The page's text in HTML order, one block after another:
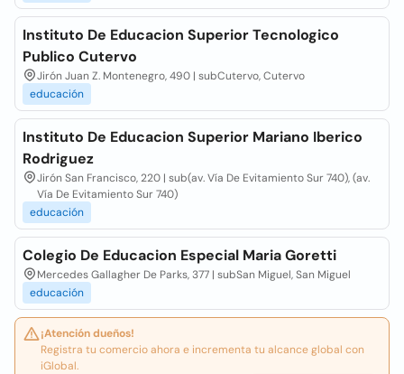
Instituto De Educacion Superior Tecnologico
Publico Cutervo
Jirón Juan Z. Montenegro, 490 | subCutervo, Cutervo
educación
Instituto De Educacion Superior Mariano Iberico
Rodriguez
Jirón San Francisco, 220 | sub(av. Vía De Evitamiento Sur 740), (av.
Vía De Evitamiento Sur 740)
educación
Colegio De Educacion Especial Maria Goretti
Mercedes Gallagher De Parks, 377 | subSan Miguel, San Miguel
educación
¡Atención dueños!
Registra tu comercio ahora e incrementa tu alcance global con
iGlobal.